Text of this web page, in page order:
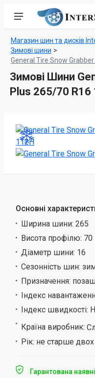
Магазин шин та дисків
Зимові шини
General Tire Snow
Зимові Шини
Plus 265/70 R16
Основні
Ширина шини: 265
Висота профілю: 70
Діаметр шини: 16
Сезонність шин:
Призначення:
Індекс
Індекс швидкості: H
Країна виробник:
Рік: не старше двох
Гарантована